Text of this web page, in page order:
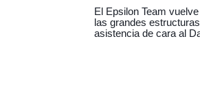
El Epsilon Team
las grandes
asistencia de cara al